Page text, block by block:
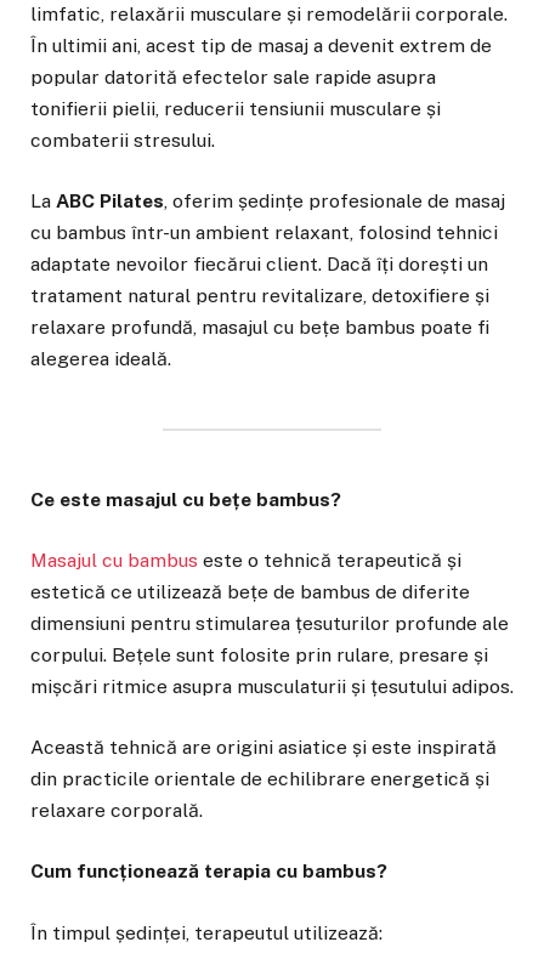
limfatic, relaxării musculare și remodelării corporale.
În ultimii ani, acest tip de masaj a devenit extrem de
popular datorită efectelor sale rapide asupra
tonifierii pielii, reducerii tensiunii musculare și
combaterii stresului.
La ABC Pilates, oferim ședințe profesionale de masaj
cu bambus într-un ambient relaxant, folosind tehnici
adaptate nevoilor fiecărui client. Dacă îți dorești un
tratament natural pentru revitalizare, detoxifiere și
relaxare profundă, masajul cu bețe bambus poate fi
alegerea ideală.
Ce este masajul cu bețe bambus?
Masajul cu bambus este o tehnică terapeutică și
estetică ce utilizează bețe de bambus de diferite
dimensiuni pentru stimularea țesuturilor profunde ale
corpului. Bețele sunt folosite prin rulare, presare și
mișcări ritmice asupra musculaturii și țesutului adipos.
Această tehnică are origini asiatice și este inspirată
din practicile orientale de echilibrare energetică și
relaxare corporală.
Cum funcționează terapia cu bambus?
În timpul ședinței, terapeutul utilizează: